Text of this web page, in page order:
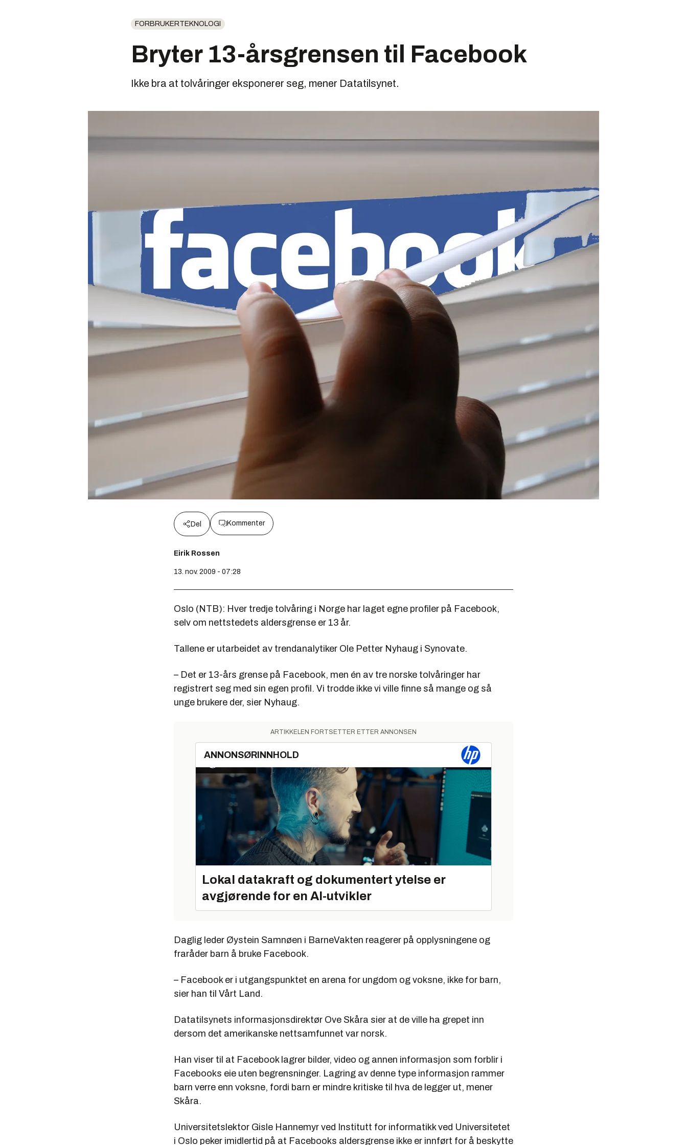
FORBRUKERTEKNOLOGI
Bryter 13-årsgrensen til Facebook
Ikke bra at tolvåringer eksponerer seg, mener Datatilsynet.
Del Kommenter
Eirik Rossen
13. nov. 2009 - 07:28
Oslo (NTB): Hver tredje tolvåring i Norge har laget egne profiler på Facebook,
selv om nettstedets aldersgrense er 13 år.
Tallene er utarbeidet av trendanalytiker Ole Petter Nyhaug i Synovate.
– Det er 13-års grense på Facebook, men én av tre norske tolvåringer har
registrert seg med sin egen profil. Vi trodde ikke vi ville finne så mange og så
unge brukere der, sier Nyhaug.
ARTIKKELEN FORTSETTER ETTER ANNONSEN
ANNONSØRINNHOLD
Lokal datakraft og dokumentert ytelse er
avgjørende for en AI-utvikler
Daglig leder Øystein Samnøen i BarneVakten reagerer på opplysningene og
fraråder barn å bruke Facebook.
– Facebook er i utgangspunktet en arena for ungdom og voksne, ikke for barn,
sier han til Vårt Land.
Datatilsynets informasjonsdirektør Ove Skåra sier at de ville ha grepet inn
dersom det amerikanske nettsamfunnet var norsk.
Han viser til at Facebook lagrer bilder, video og annen informasjon som forblir i
Facebooks eie uten begrensninger. Lagring av denne type informasjon rammer
barn verre enn voksne, fordi barn er mindre kritiske til hva de legger ut, mener
Skåra.
Universitetslektor Gisle Hannemyr ved Institutt for informatikk ved Universitetet
i Oslo peker imidlertid på at Facebooks aldersgrense ikke er innført for å beskytte